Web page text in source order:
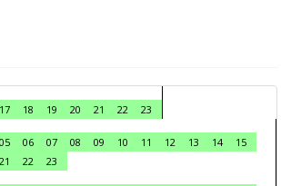
17 18 19 20 21 22
23
05 06 07 08 09 10 11 12 13 14
15
21 22
23